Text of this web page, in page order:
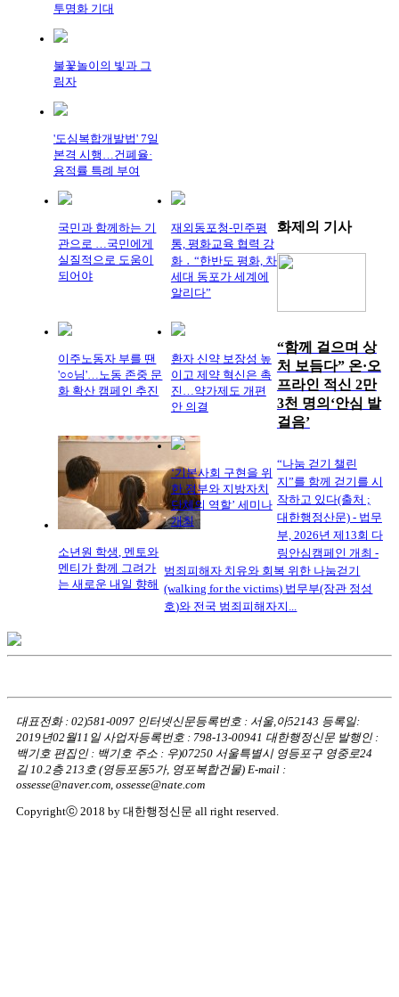
투명화 기대
불꽃놀이의 빛과 그
림자
'도심복합개발법' 7일
본격 시행…건폐율·
용적률 특례 부여
국민과 함께하는 기
관으로 …국민에게
실질적으로 도움이
되어야
재외동포청-민주평
통, 평화교육 협력 강
화 ․ “한반도 평화, 차
세대 동포가 세계에
알리다”
이주노동자 부를 땐
'○○님'…노동 존중 문
화 확산 캠페인 추진
환자 신약 보장성 높
이고 제약 혁신은 촉
진…약가제도 개편
안 의결
소년원 학생, 멘토와
멘티가 함께 그려가
는 새로운 내일 향해
‘기본사회 구현을 위
한 정부와 지방자치
단체의 역할’ 세미나
개최
화제의 기사
“함께 걸으며 상
처 보듬다” 온·오
프라인 적신 2만
3천 명의‘안심 발
걸음’
“나눔 걷기 챌린
지”를 함께 걷기를 시
작하고 있다(출처 ;
대한행정산문) - 법무
부, 2026년 제13회 다
링안심캠페인 개최 -
범죄피해자 치유와 회복 위한 나눔걷기
(walking for the victims) 법무부(장관 정성
호)와 전국 범죄피해자지...
대표전화 : 02)581-0097 인터넷신문등록번호 : 서울,아52143 등록일:
2019년02월11일 사업자등록번호 : 798-13-00941 대한행정신문 발행인 :
백기호 편집인 : 백기호 주소 : 우)07250 서울특별시 영등포구 영중로24
길 10.2층 213호 (영등포동5가, 영포복합건물) E-mail :
ossesse@naver.com, ossesse@nate.com
Copyrightⓒ 2018 by 대한행정신문 all right reserved.